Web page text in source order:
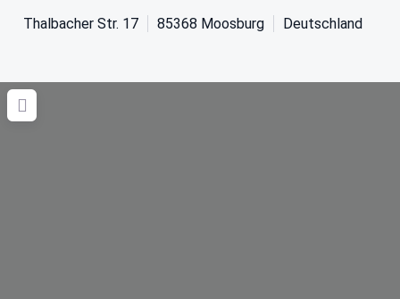
Thalbacher Str. 17 85368 Moosburg Deutschland